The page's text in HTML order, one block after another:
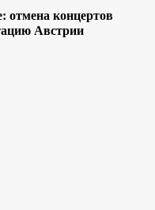
отмена концертов
Австрии